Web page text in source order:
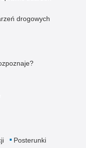
drogowych
Posterunki